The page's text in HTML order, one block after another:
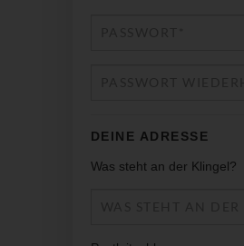
DEINE ADRESSE
Was steht an der Klingel?